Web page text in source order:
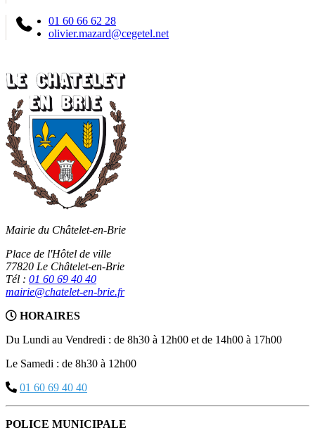
01 60 66 62 28
olivier.mazard@cegetel.net
Mairie du Châtelet-en-Brie
Place de l'Hôtel de ville
77820 Le Châtelet-en-Brie
Tél : 01 60 69 40 40
mairie@chatelet-en-brie.fr
HORAIRES
Du Lundi au Vendredi : de 8h30 à 12h00 et de 14h00 à 17h00
Le Samedi : de 8h30 à 12h00
01 60 69 40 40
POLICE MUNICIPALE